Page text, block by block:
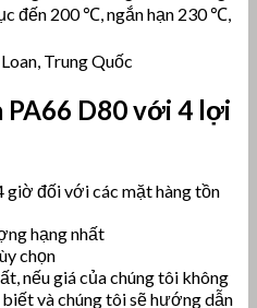
đến 200 ℃, ngắn hạn 230 ℃,
Trung Quốc
PA66 D80với 4 lợi
giờ đối với các mặt hàng tồn
hạng nhất
chọn
nếu giá của chúng tôi không
và chúng tôi sẽ hướng dẫn